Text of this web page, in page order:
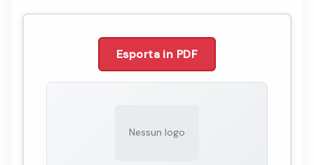
Esporta in PDF
Nessun logo